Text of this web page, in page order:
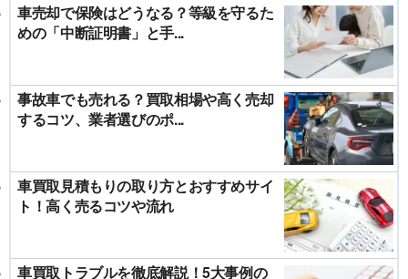
車売却で保険はどうなる？等級を守るた
めの「中断証明書」と手...
事故車でも売れる？買取相場や高く売却
するコツ、業者選びのポ...
車買取見積もりの取り方とおすすめサイ
ト！高く売るコツや流れ
車買取トラブルを徹底解説！5大事例の